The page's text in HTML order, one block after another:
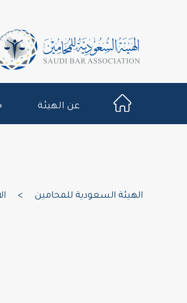
عن الهيئة
الهيئة السعودية للمحامين >